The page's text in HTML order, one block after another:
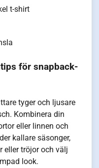
t-shirt
för snapback-
tyger och ljusare
Kombinera din
eller linnen och
kallare säsonger,
eller tröjor och välj
look.